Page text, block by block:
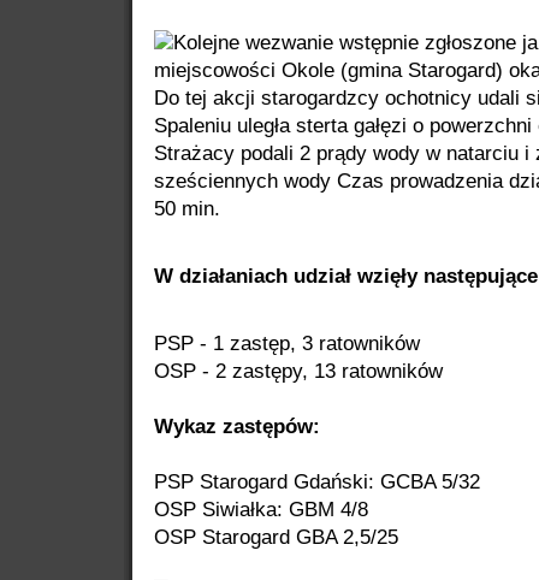
Kolejne wezwanie wstępnie zgłoszone
miejscowości Okole (gmina Starogard)
Do tej akcji starogardzcy ochotnicy udali
Spaleniu uległa sterta gałęzi o
Strażacy podali 2 prądy wody w natarciu i
sześciennych wody Czas prowadzenia
50 min.
W działaniach udział wzięły
PSP - 1 zastęp, 3 ratowników
OSP - 2 zastępy, 13 ratowników
Wykaz zastępów:
PSP Starogard Gdański: GCBA 5/32
OSP Siwiałka: GBM 4/8
OSP Starogard GBA 2,5/25